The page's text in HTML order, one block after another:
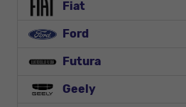
Fiat
Ford
Futura
Geely